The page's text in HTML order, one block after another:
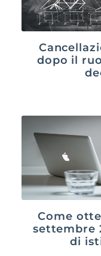
dopo il
Come
settembre
di